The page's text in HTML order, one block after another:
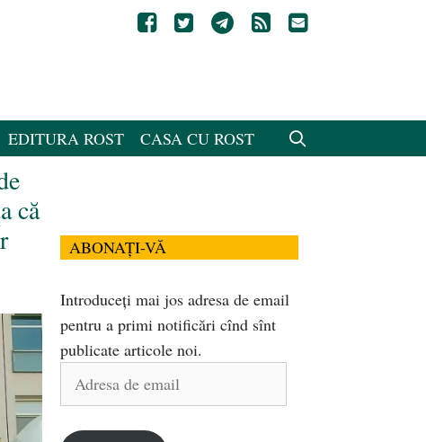
EDITURA ROST CASA CU ROST
că
ABONAȚI-VĂ
Introduceți mai jos adresa de email
pentru a primi notificări cînd sînt
publicate articole noi.
Adresa